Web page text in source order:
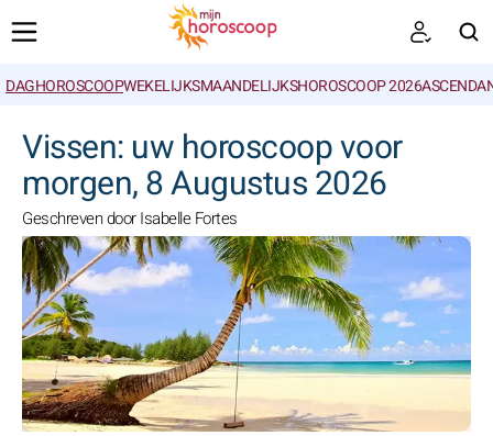
DAGHOROSCOOPWEKELIJKSMAANDELIJKSHOROSCOOP 2026
Vissen: uw horoscoop voor
morgen, 8 Augustus 2026
Geschreven door Isabelle Fortes